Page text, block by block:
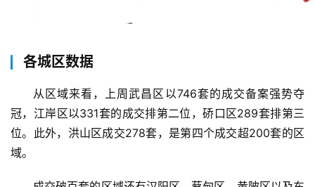
各城区数据
从区域来看，上周武昌区以746套的成交备案强势夺
冠，江岸区以331套的成交排第二位，硚口区289套排第三
位。此外，洪山区成交278套，是第四个成交超200套的区
域。